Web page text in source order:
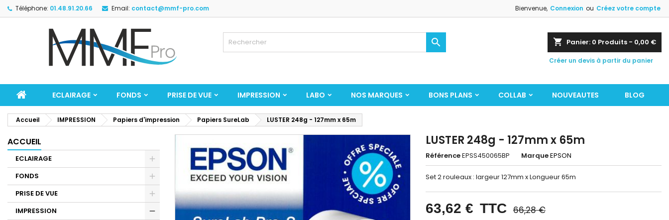
Téléphone: 01.48.91.20.66 Email: contact@mmf-pro.com Bienvenue, Connexion ou Créez votre compte
shopping_cart Panier: 0 Produits - 0,00 €
Créer un devis à partir du panier

ECLAIRAGE FONDS PRISE DE VUE IMPRESSION LABO NOS MARQUES BONS PLANS COLLAB NOUVEAUTES BLOG
Accueil IMPRESSION Papiers d'impression Papiers SureLab LUSTER 248g - 127mm x 65m
ACCUEIL
ECLAIRAGE
FONDS
PRISE DE VUE
IMPRESSION
LUSTER 248g - 127mm x 65m
RéférenceEPSS450065BP MarqueEPSON
Set 2 rouleaux : largeur 127mm x Longueur 65m
63,62 € TTC 66,28 €